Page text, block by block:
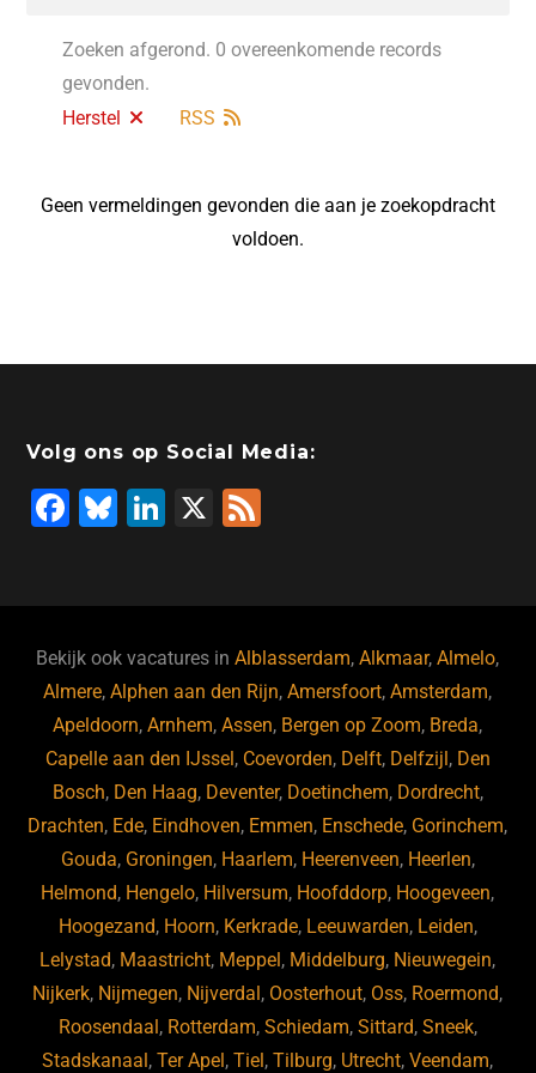
Zoeken afgerond. 0 overeenkomende records
gevonden.
Herstel
RSS
Geen vermeldingen gevonden die aan je zoekopdracht
voldoen.
Volg ons op Social Media:
F
b
o
o
k
Bl
ky
Li
dI
n
X
Bekijk ook vacatures inAlblasserdam,Alkmaar,Almelo,
Almere,Alphen aan den Rijn,Amersfoort,Amsterdam,
Apeldoorn,Arnhem,Assen, Bergen op Zoom, Breda,
Capelle aan den IJssel , Coevorden, Delft, Delfzijl , Den
Bosch, Den Haag, Deventer, Doetinchem, Dordrecht,
Drachten, Ede, Eindhoven, Emmen, Enschede, Gorinchem,
Gouda, Groningen, Haarlem, Heerenveen, Heerlen,
Helmond, Hengelo, Hilversum, Hoofddorp, Hoogeveen,
Hoogezand, Hoorn, Kerkrade, Leeuwarden, Leiden,
Lelystad, Maastricht, Meppel , Middelburg, Nieuwegein,
Nijkerk, Nijmegen, Nijverdal , Oosterhout, Oss, Roermond,
Roosendaal , Rotterdam, Schiedam, Sittard, Sneek,
Stadskanaal ,Ter Apel ,Tiel ,Tilburg, Utrecht,Veendam,